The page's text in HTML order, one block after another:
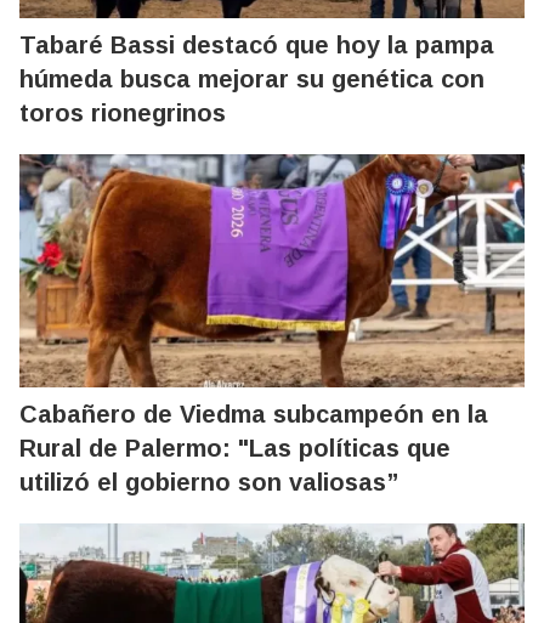
Tabaré Bassi destacó que hoy la pampa
húmeda busca mejorar su genética con
toros rionegrinos
Cabañero de Viedma subcampeón en la
Rural de Palermo: "Las políticas que
utilizó el gobierno son valiosas”